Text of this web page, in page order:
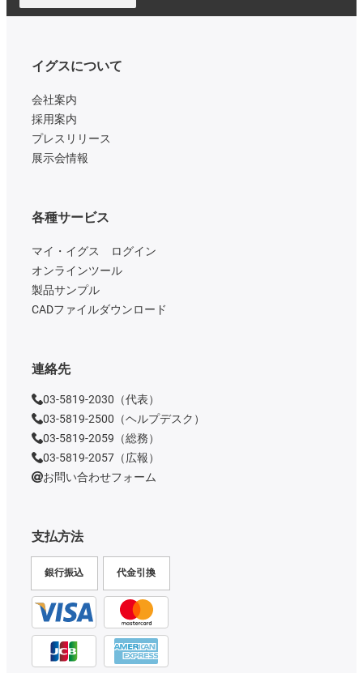
イグスについて
会社案内
採用案内
プレスリリース
展示会情報
支払方法
銀行振込 代金引換
各種サービス
マイ・イグス ログイン
オンラインツール
製品サンプル
CADファイルダウンロード
連絡先
03-5819-2030（代表）
03-5819-2500（ヘルプデスク）
03-5819-2059（総務）
03-5819-2057（広報）
お問い合わせフォーム